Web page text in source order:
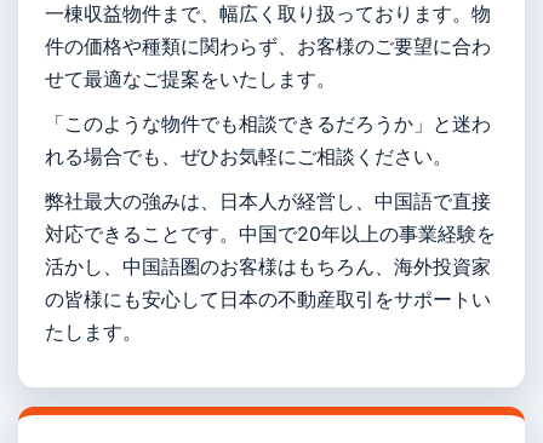
一棟収益物件まで、幅広く取り扱っております。物
件の価格や種類に関わらず、お客様のご要望に合わ
せて最適なご提案をいたします。
「このような物件でも相談できるだろうか」と迷わ
れる場合でも、ぜひお気軽にご相談ください。
弊社最大の強みは、日本人が経営し、中国語で直接
対応できることです。中国で20年以上の事業経験を
活かし、中国語圏のお客様はもちろん、海外投資家
の皆様にも安心して日本の不動産取引をサポートい
たします。